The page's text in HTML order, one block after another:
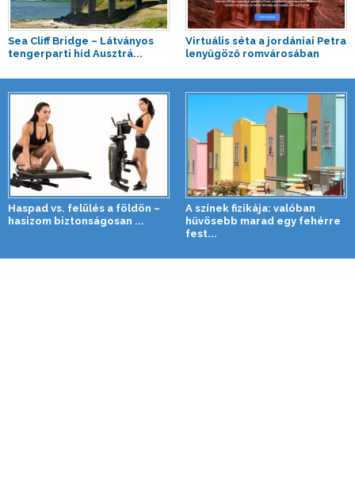
Sea Cliff Bridge – Látványos
tengerparti híd Ausztrá...
Virtuális séta a jordániai Petra
lenyűgöző romvárosában
Haspad vs. felülés a földön –
hasizom biztonságosan ...
A színek fizikája: valóban
hűvösebb marad egy fehérre
fest...